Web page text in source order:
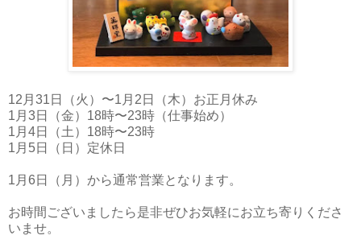
12月31日（火）〜1月2日（木）お正月休み
1月3日（金）18時〜23時（仕事始め）
1月4日（土）18時〜23時
1月5日（日）定休日
1月6日（月）から通常営業となります。
お時間ございましたら是非ぜひお気軽にお立ち寄りくださ
いませ。